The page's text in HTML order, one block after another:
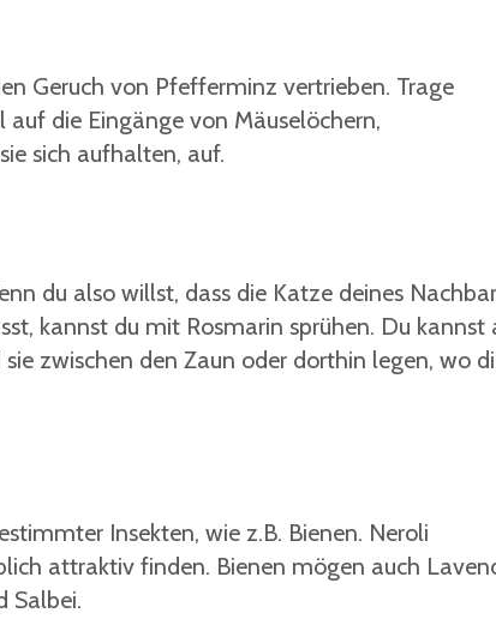
Geruch von Pfefferminz vertrieben. Trage
die Eingänge von Mäuselöchern,
sich aufhalten, auf.
du also willst, dass die Katze deines
kannst du mit Rosmarin sprühen. Du kannst
zwischen den Zaun oder dorthin legen, wo
Insekten, wie z.B. Bienen. Neroli
attraktiv finden. Bienen mögen auch
Salbei.